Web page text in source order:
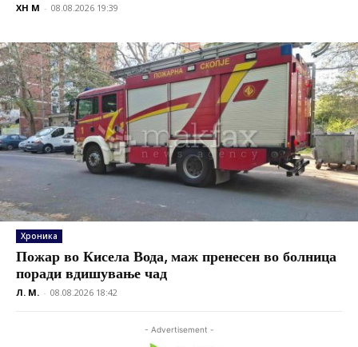
XH M - 08.08.2026 19:39
Хроника
Пожар во Кисела Вода, маж пренесен во болница
поради вдишување чад
Л. М. - 08.08.2026 18:42
- Advertisement -